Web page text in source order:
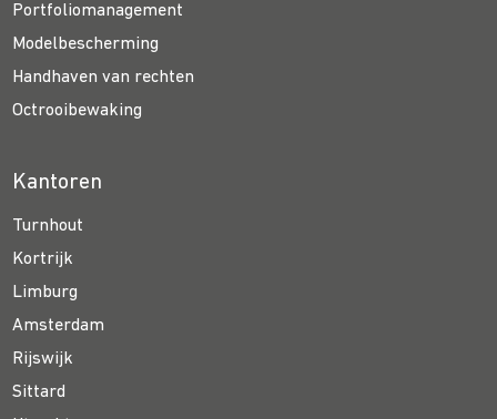
Portfoliomanagement
Modelbescherming
Handhaven van rechten
Octrooibewaking
Kantoren
Turnhout
Kortrijk
Limburg
Amsterdam
Rijswijk
Sittard